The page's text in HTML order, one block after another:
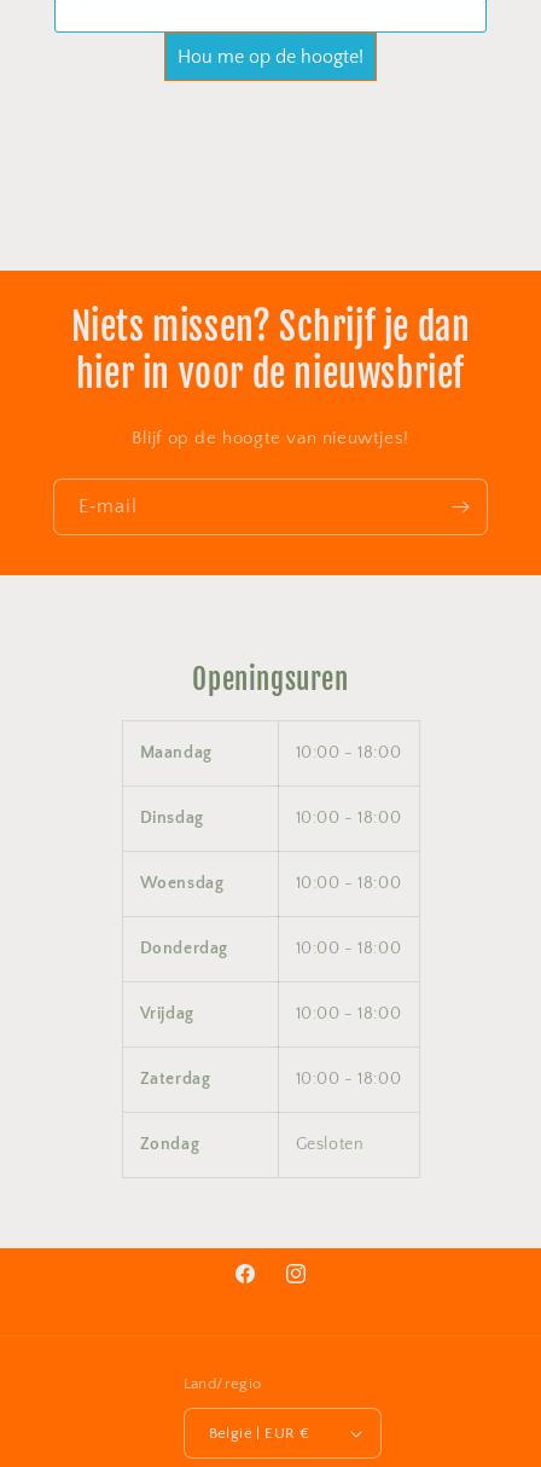
Niets missen? Schrijf je dan
hier in voor de nieuwsbrief
Blijf op de hoogte van nieuwtjes!
E‑mail
Openingsuren
Maandag 10:00 - 18:00
Dinsdag 10:00 - 18:00
Woensdag 10:00 - 18:00
Donderdag 10:00 - 18:00
Vrijdag 10:00 - 18:00
Zaterdag 10:00 - 18:00
Zondag Gesloten
FacebookInstagram
Land/regio
België | EUR €